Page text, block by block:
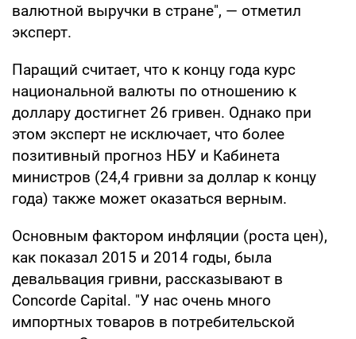
валютной выручки в стране", — отметил
эксперт.
Паращий считает, что к концу года курс
национальной валюты по отношению к
доллару достигнет 26 гривен. Однако при
этом эксперт не исключает, что более
позитивный прогноз НБУ и Кабинета
министров (24,4 гривни за доллар к концу
года) также может оказаться верным.
Основным фактором инфляции (роста цен),
как показал 2015 и 2014 годы, была
девальвация гривни, рассказывают в
Concorde Capital. "У нас очень много
импортных товаров в потребительской